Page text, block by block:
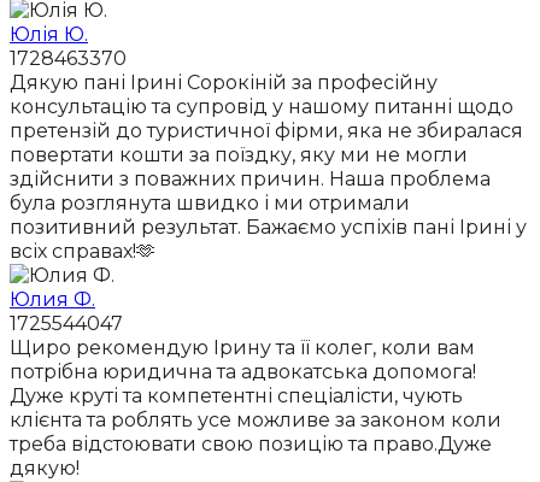
Юлія Ю.
1728463370
Дякую пані Ірині Сорокіній за професійну
консультацію та супровід у нашому питанні щодо
претензій до туристичної фірми, яка не збиралася
повертати кошти за поїздку, яку ми не могли
здійснити з поважних причин. Наша проблема
була розглянута швидко і ми отримали
позитивний результат. Бажаємо успіхів пані Ірині у
всіх справах!🫶
Юлия Ф.
1725544047
Щиро рекомендую Ірину та її колег, коли вам
потрібна юридична та адвокатська допомога!
Дуже круті та компетентні спеціалісти, чують
клієнта та роблять усе можливе за законом коли
треба відстоювати свою позицію та право.Дуже
дякую!